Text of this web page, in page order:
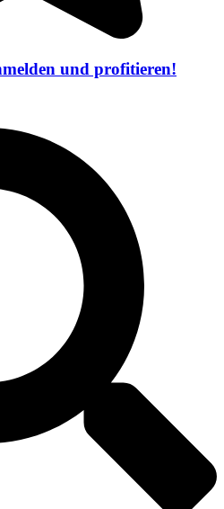
und profitieren!